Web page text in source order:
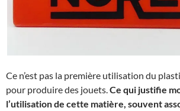
Ce n’est pas la première utilisation du
pour produire des jouets.Ce qui justifie
l’utilisation de cette matière, souvent